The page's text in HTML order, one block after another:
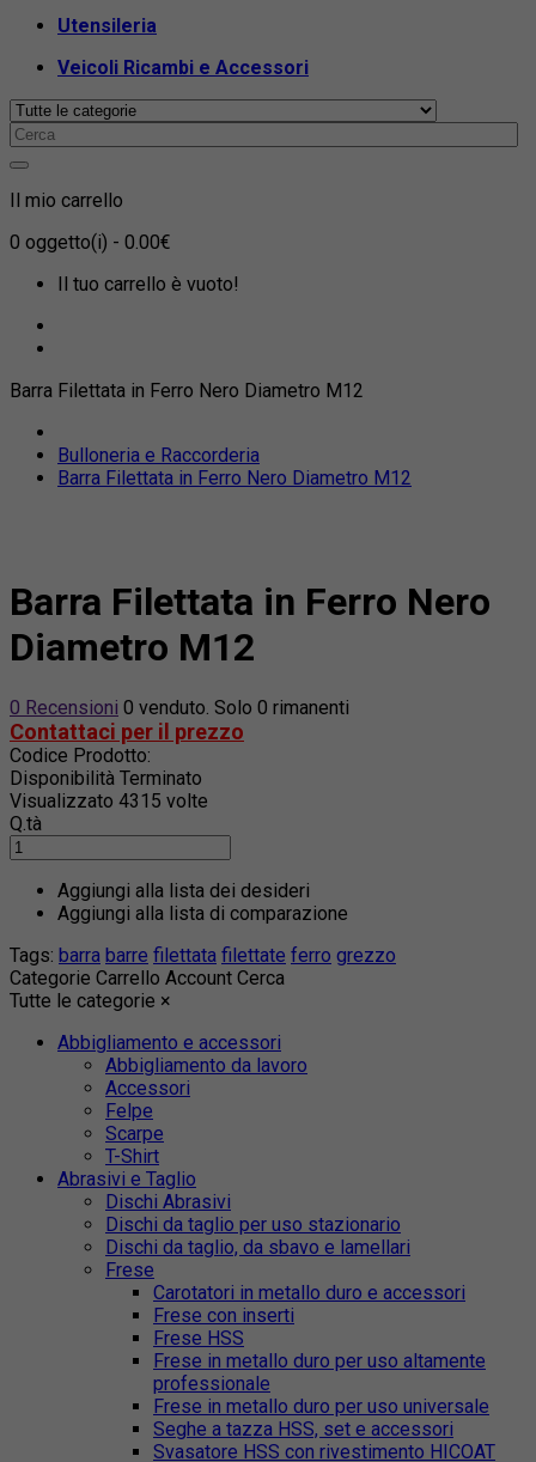
Utensileria
Veicoli Ricambi e Accessori
Il mio carrello
0 oggetto(i) - 0.00€
Il tuo carrello è vuoto!
Barra Filettata in Ferro Nero Diametro M12
Bulloneria e Raccorderia
Barra Filettata in Ferro Nero Diametro M12
Barra Filettata in Ferro Nero
Diametro M12
0 Recensioni 0 venduto. Solo 0 rimanenti
Contattaci per il prezzo
Codice Prodotto:
Disponibilità Terminato
Visualizzato 4315 volte
Q.tà
Aggiungi alla lista dei desideri
Aggiungi alla lista di comparazione
Tags: barra barre filettata filettate ferro grezzo
Categorie Carrello Account Cerca
Tutte le categorie ×
Abbigliamento e accessori
Abbigliamento da lavoro
Accessori
Felpe
Scarpe
T-Shirt
Abrasivi e Taglio
Dischi Abrasivi
Dischi da taglio per uso stazionario
Dischi da taglio, da sbavo e lamellari
Frese
Carotatori in metallo duro e accessori
Frese con inserti
Frese HSS
Frese in metallo duro per uso altamente
professionale
Frese in metallo duro per uso universale
Seghe a tazza HSS, set e accessori
Svasatore HSS con rivestimento HICOAT